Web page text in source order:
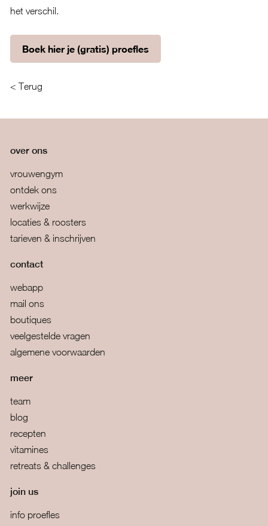
het verschil.
Boek hier je (gratis) proefles
< Terug
over ons
vrouwengym
ontdek ons
werkwijze
locaties & roosters
tarieven & inschrijven
contact
webapp
mail ons
boutiques
veelgestelde vragen
algemene voorwaarden
meer
team
blog
recepten
vitamines
retreats & challenges
join us
info proefles